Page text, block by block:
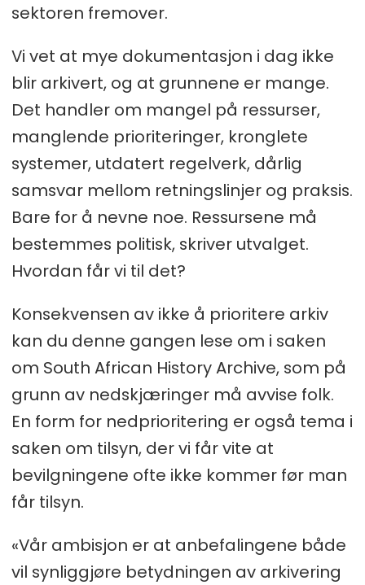
sektoren fremover.
Vi vet at mye dokumentasjon i dag ikke
blir arkivert, og at grunnene er mange.
Det handler om mangel på ressurser,
manglende prioriteringer, kronglete
systemer, utdatert regelverk, dårlig
samsvar mellom retningslinjer og praksis.
Bare for å nevne noe. Ressursene må
bestemmes politisk, skriver utvalget.
Hvordan får vi til det?
Konsekvensen av ikke å prioritere arkiv
kan du denne gangen lese om i saken
om South African History Archive, som på
grunn av nedskjæringer må avvise folk.
En form for nedprioritering er også tema i
saken om tilsyn, der vi får vite at
bevilgningene ofte ikke kommer før man
får tilsyn.
«Vår ambisjon er at anbefalingene både
vil synliggjøre betydningen av arkivering